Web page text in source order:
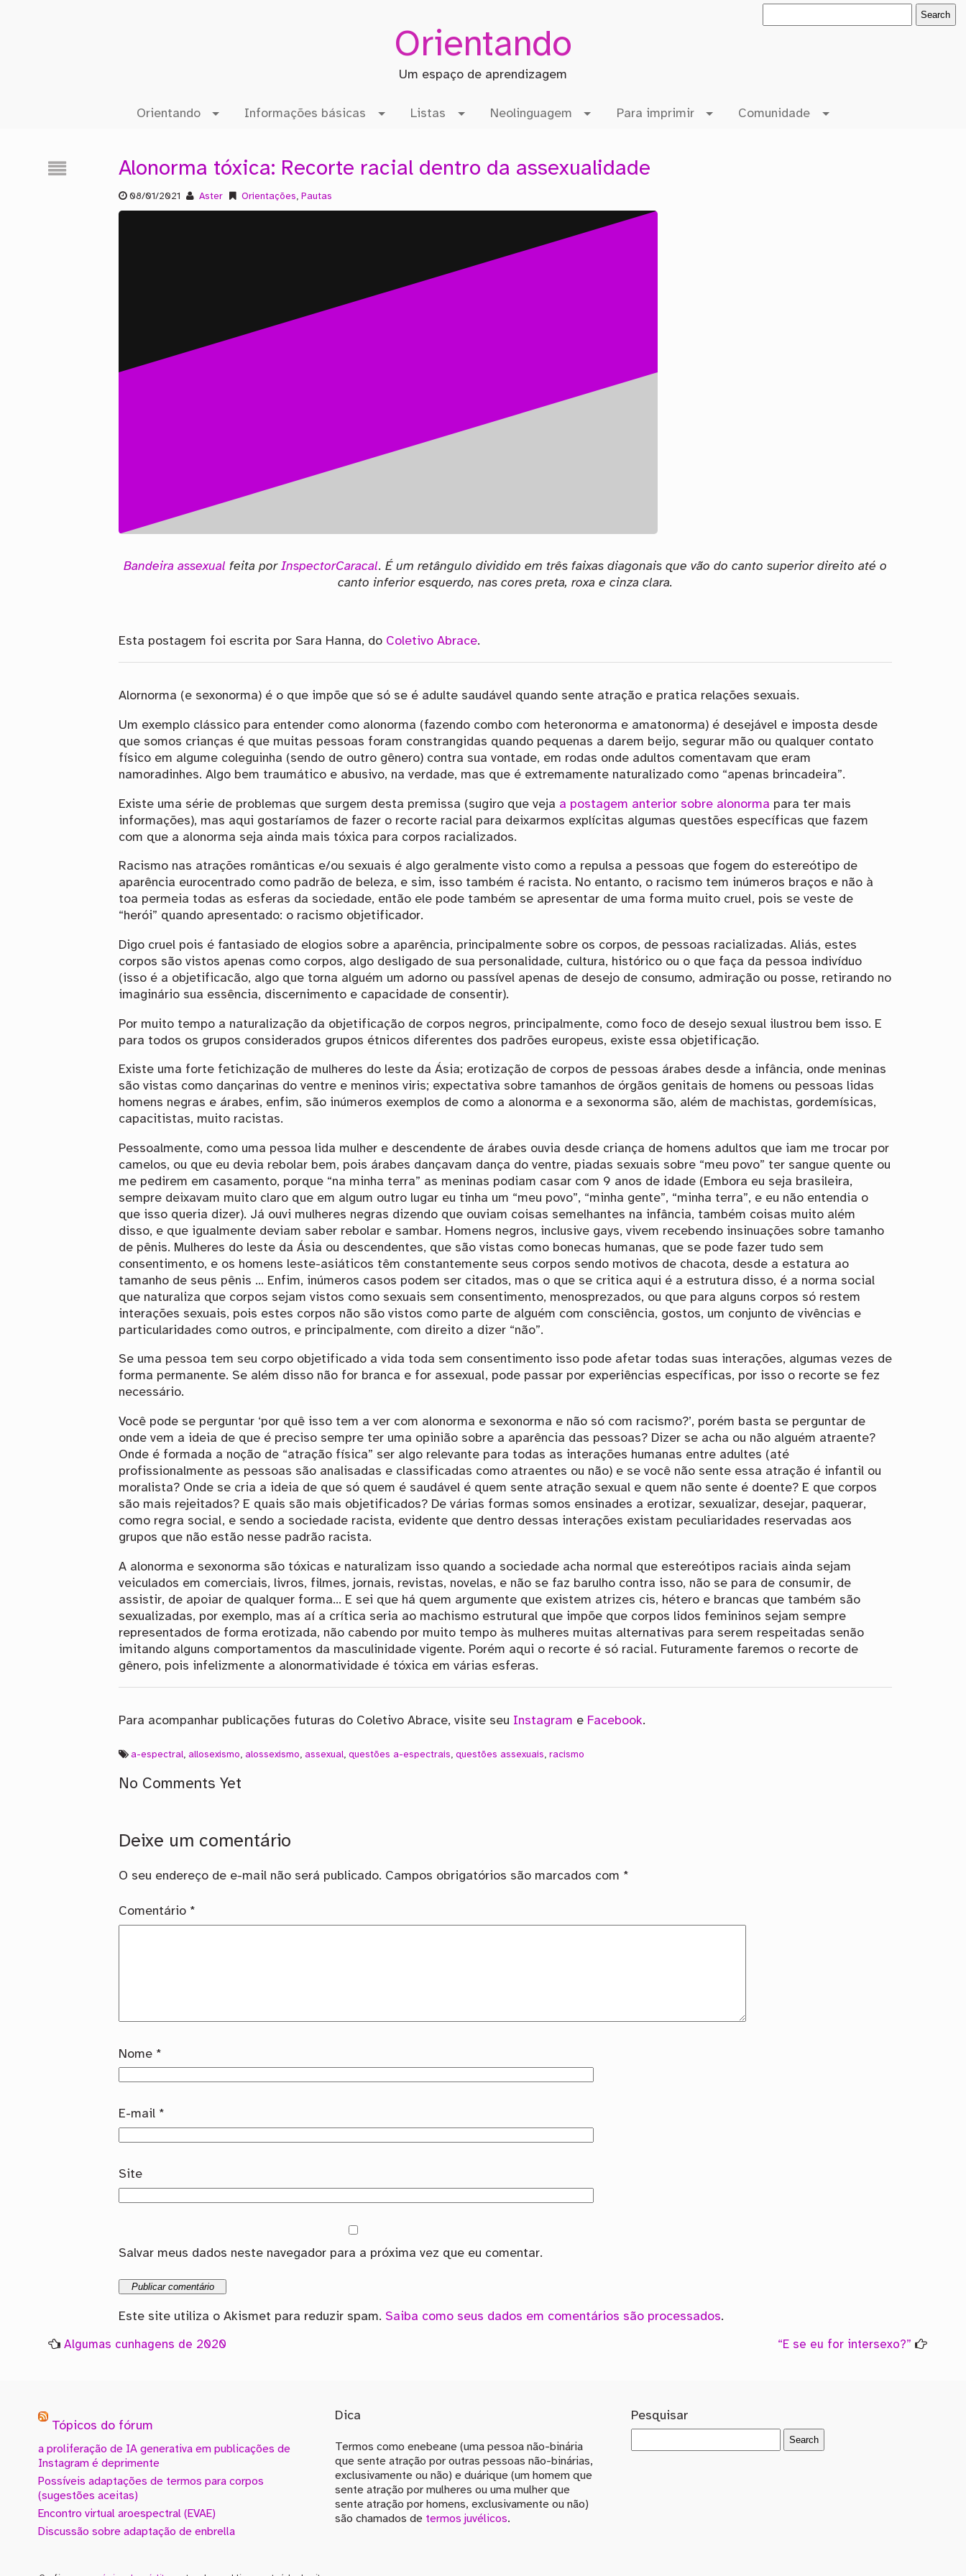
Orientando
Um espaço de aprendizagem
Orientando Informações básicas Listas Neolinguagem Para imprimir Comunidade
Alonorma tóxica: Recorte racial dentro da assexualidade
08/01/2021 Aster Orientações, Pautas
Bandeira assexual feita porInspectorCaracal. É um retângulo dividido em três faixas diagonais que vão do canto superior direito até o
canto inferior esquerdo, nas cores preta, roxa e cinza clara.
Esta postagem foi escrita por Sara Hanna, do Coletivo Abrace.
Alornorma (e sexonorma) é o que impõe que só se é adulte saudável quando sente atração e pratica relações sexuais.
Um exemplo clássico para entender como alonorma (fazendo combo com heteronorma e amatonorma) é desejável e imposta desde
que somos crianças é que muitas pessoas foram constrangidas quando pequenas a darem beijo, segurar mão ou qualquer contato
físico em algume coleguinha (sendo de outro gênero) contra sua vontade, em rodas onde adultos comentavam que eram
namoradinhes. Algo bem traumático e abusivo, na verdade, mas que é extremamente naturalizado como “apenas brincadeira”.
Existe uma série de problemas que surgem desta premissa (sugiro que veja a postagem anterior sobre alonorma para ter mais
informações), mas aqui gostaríamos de fazer o recorte racial para deixarmos explícitas algumas questões específicas que fazem
com que a alonorma seja ainda mais tóxica para corpos racializados.
Racismo nas atrações românticas e/ou sexuais é algo geralmente visto como a repulsa a pessoas que fogem do estereótipo de
aparência eurocentrado como padrão de beleza, e sim, isso também é racista. No entanto, o racismo tem inúmeros braços e não à
toa permeia todas as esferas da sociedade, então ele pode também se apresentar de uma forma muito cruel, pois se veste de
“herói” quando apresentado: o racismo objetificador.
Digo cruel pois é fantasiado de elogios sobre a aparência, principalmente sobre os corpos, de pessoas racializadas. Aliás, estes
corpos são vistos apenas como corpos, algo desligado de sua personalidade, cultura, histórico ou o que faça da pessoa indivíduo
(isso é a objetificacão, algo que torna alguém um adorno ou passível apenas de desejo de consumo, admiração ou posse, retirando no
imaginário sua essência, discernimento e capacidade de consentir).
Por muito tempo a naturalização da objetificação de corpos negros, principalmente, como foco de desejo sexual ilustrou bem isso. E
para todos os grupos considerados grupos étnicos diferentes dos padrões europeus, existe essa objetificação.
Existe uma forte fetichização de mulheres do leste da Ásia; erotização de corpos de pessoas árabes desde a infância, onde meninas
são vistas como dançarinas do ventre e meninos viris; expectativa sobre tamanhos de órgãos genitais de homens ou pessoas lidas
homens negras e árabes, enfim, são inúmeros exemplos de como a alonorma e a sexonorma são, além de machistas, gordemísicas,
capacitistas, muito racistas.
Pessoalmente, como uma pessoa lida mulher e descendente de árabes ouvia desde criança de homens adultos que iam me trocar por
camelos, ou que eu devia rebolar bem, pois árabes dançavam dança do ventre, piadas sexuais sobre “meu povo” ter sangue quente ou
me pedirem em casamento, porque “na minha terra” as meninas podiam casar com 9 anos de idade (Embora eu seja brasileira,
sempre deixavam muito claro que em algum outro lugar eu tinha um “meu povo”, “minha gente”, “minha terra”, e eu não entendia o
que isso queria dizer). Já ouvi mulheres negras dizendo que ouviam coisas semelhantes na infância, também coisas muito além
disso, e que igualmente deviam saber rebolar e sambar. Homens negros, inclusive gays, vivem recebendo insinuações sobre tamanho
de pênis. Mulheres do leste da Ásia ou descendentes, que são vistas como bonecas humanas, que se pode fazer tudo sem
consentimento, e os homens leste-asiáticos têm constantemente seus corpos sendo motivos de chacota, desde a estatura ao
tamanho de seus pênis … Enfim, inúmeros casos podem ser citados, mas o que se critica aqui é a estrutura disso, é a norma social
que naturaliza que corpos sejam vistos como sexuais sem consentimento, menosprezados, ou que para alguns corpos só restem
interações sexuais, pois estes corpos não são vistos como parte de alguém com consciência, gostos, um conjunto de vivências e
particularidades como outros, e principalmente, com direito a dizer “não”.
Se uma pessoa tem seu corpo objetificado a vida toda sem consentimento isso pode afetar todas suas interações, algumas vezes de
forma permanente. Se além disso não for branca e for assexual, pode passar por experiências específicas, por isso o recorte se fez
necessário.
Você pode se perguntar ‘por quê isso tem a ver com alonorma e sexonorma e não só com racismo?’, porém basta se perguntar de
onde vem a ideia de que é preciso sempre ter uma opinião sobre a aparência das pessoas? Dizer se acha ou não alguém atraente?
Onde é formada a noção de “atração física” ser algo relevante para todas as interações humanas entre adultes (até
profissionalmente as pessoas são analisadas e classificadas como atraentes ou não) e se você não sente essa atração é infantil ou
moralista? Onde se cria a ideia de que só quem é saudável é quem sente atração sexual e quem não sente é doente? E que corpos
são mais rejeitados? E quais são mais objetificados? De várias formas somos ensinades a erotizar, sexualizar, desejar, paquerar,
como regra social, e sendo a sociedade racista, evidente que dentro dessas interações existam peculiaridades reservadas aos
grupos que não estão nesse padrão racista.
A alonorma e sexonorma são tóxicas e naturalizam isso quando a sociedade acha normal que estereótipos raciais ainda sejam
veiculados em comerciais, livros, filmes, jornais, revistas, novelas, e não se faz barulho contra isso, não se para de consumir, de
assistir, de apoiar de qualquer forma… E sei que há quem argumente que existem atrizes cis, hétero e brancas que também são
sexualizadas, por exemplo, mas aí a crítica seria ao machismo estrutural que impõe que corpos lidos femininos sejam sempre
representados de forma erotizada, não cabendo por muito tempo às mulheres muitas alternativas para serem respeitadas senão
imitando alguns comportamentos da masculinidade vigente. Porém aqui o recorte é só racial. Futuramente faremos o recorte de
gênero, pois infelizmente a alonormatividade é tóxica em várias esferas.
Para acompanhar publicações futuras do Coletivo Abrace, visite seu Instagram e Facebook.
a-espectral allosexismo alossexismo assexual ,questões a-espectrais ,questões assexuais ,racismo
No Comments Yet
Deixe um comentário
O seu endereço de e-mail não será publicado. Campos obrigatórios são marcados com *
Comentário *
Nome *
E-mail *
Site
Salvar meus dados neste navegador para a próxima vez que eu comentar.
Este site utiliza o Akismet para reduzir spam. Saiba como seus dados em comentários são processados.
“E se eu for intersexo?”
Algumas cunhagens de 2020
Tópicos do fórum
a proliferação de IA generativa em publicações de
Instagram é deprimente
Possíveis adaptações de termos para corpos
(sugestões aceitas)
Encontro virtual aroespectral (EVAE)
Discussão sobre adaptação de enbrella
Dica
Termos como enebeane (uma pessoa não-binária
que sente atração por outras pessoas não-binárias,
exclusivamente ou não) e duárique (um homem que
sente atração por mulheres ou uma mulher que
sente atração por homens, exclusivamente ou não)
são chamados de termos juvélicos.
Pesquisar